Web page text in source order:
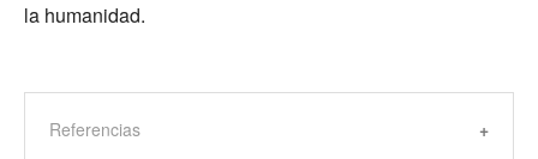
la humanidad.
Referencias